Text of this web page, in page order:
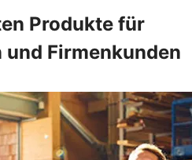
Produkte für
Firmenkunden